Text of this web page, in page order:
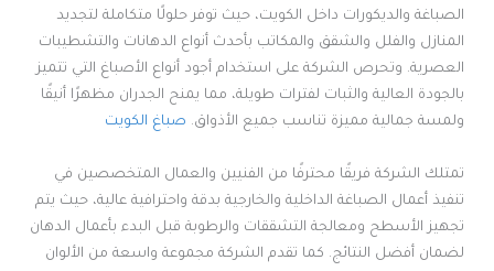
الصباغة والديكورات داخل الكويت، حيث توفر حلولًا متكاملة لتجديد
المنازل والفلل والشقق والمكاتب بأحدث أنواع الدهانات والتشطيبات
العصرية. وتحرص الشركة على استخدام أجود أنواع الأصباغ التي تتميز
بالجودة العالية والثبات لفترات طويلة، مما يمنح الجدران مظهرًا أنيقًا
ولمسة جمالية مميزة تناسب جميع الأذواق. صباغ الكويت
تمتلك الشركة فريقًا محترفًا من الفنيين والعمال المتخصصين في
تنفيذ أعمال الصباغة الداخلية والخارجية بدقة واحترافية عالية، حيث يتم
تجهيز الأسطح ومعالجة التشققات والرطوبة قبل البدء بأعمال الدهان
لضمان أفضل النتائج. كما تقدم الشركة مجموعة واسعة من الألوان